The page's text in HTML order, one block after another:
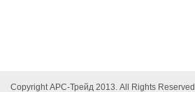
Copyright АРС-Трейд 2013. All Rights Reserved